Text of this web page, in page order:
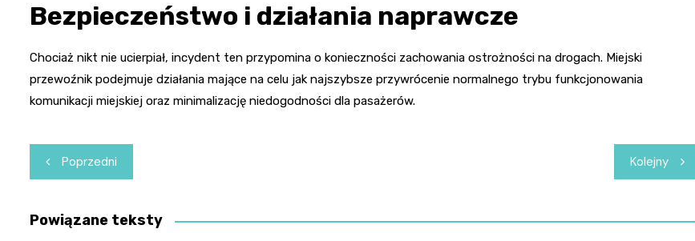
Bezpieczeństwo i działania naprawcze
Chociaż nikt nie ucierpiał, incydent ten przypomina o konieczności zachowania ostrożności na drogach. Miejski
przewoźnik podejmuje działania mające na celu jak najszybsze przywrócenie normalnego trybu funkcjonowania
komunikacji miejskiej oraz minimalizację niedogodności dla pasażerów.
Nawigacja
wpisu
Poprzedni Kolejny
Powiązane teksty